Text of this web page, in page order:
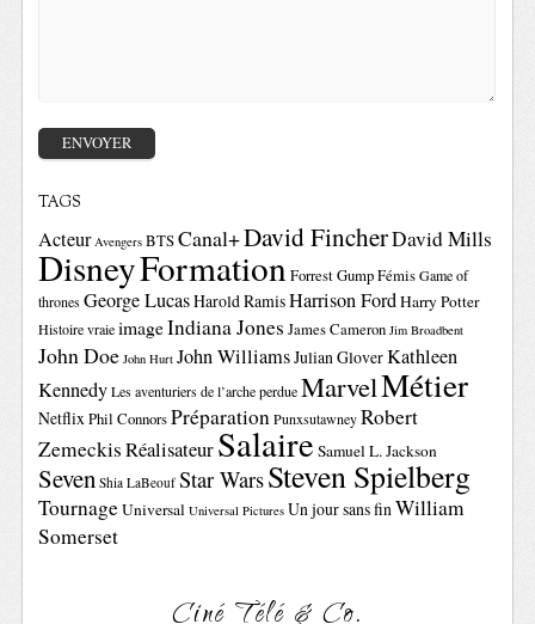
TAGS
Acteur Avengers BTSCanal+David FincherDavid Mills
DisneyFormation Forrest GumpFémis Game of
thrones George LucasHarold RamisHarrison FordHarry Potter
Histoire vraie imageIndiana Jones James Cameron Jim Broadbent
John Doe John Hurt John WilliamsJulian GloverKathleen
Kennedy Les aventuriers de l’arche perdue MarvelMétier
Netflix Phil ConnorsPréparation Punxsutawney Robert
ZemeckisRéalisateurSalaire Samuel L. Jackson
Seven Shia LaBeouf Star WarsSteven Spielberg
TournageUniversal Universal Pictures Un jour sans fin William
Somerset